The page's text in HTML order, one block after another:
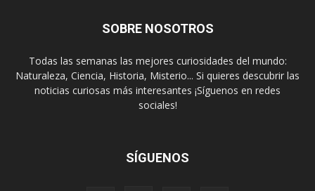
SOBRE NOSOTROS
Todas las semanas las mejores curiosidades del mundo:
Naturaleza, Ciencia, Historia, Misterio... Si quieres descubrir las
noticias curiosas más interesantes ¡Síguenos en redes
sociales!
SÍGUENOS